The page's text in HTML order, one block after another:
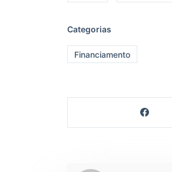
Categorias
Financiamento